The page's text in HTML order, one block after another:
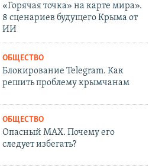
«Горячая точка» на карте мира».
8 сценариев будущего Крыма от
ИИ
ОБЩЕСТВО
Блокирование Telegram. Как
решить проблему крымчанам
ОБЩЕСТВО
Опасный MAX. Почему его
следует избегать?